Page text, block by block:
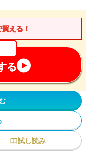
える！
る
試し読み